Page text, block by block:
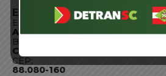
ENDEREÇO
Endereço:
Av. Almirante Tamandaré - 480
Bairro:
Coqueiros, Florianópolis SC
CEP:
88.080-160